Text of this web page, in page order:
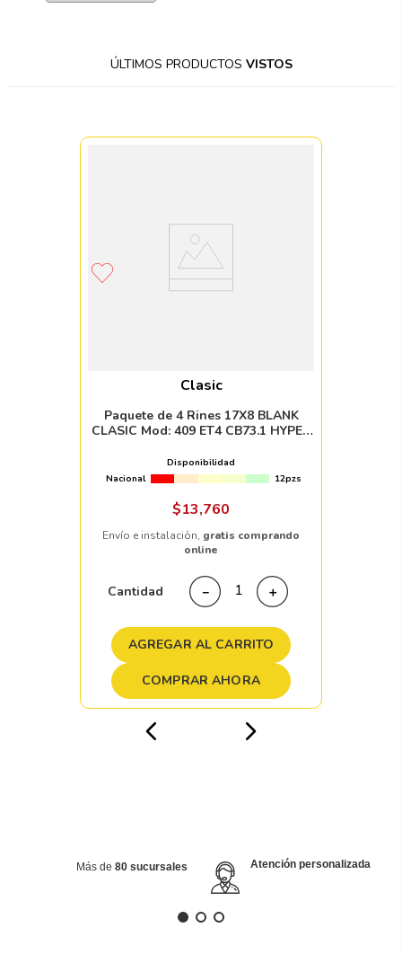
ÚLTIMOS PRODUCTOS VISTOS
Clasic
Paquete de 4 Rines 17X8 BLANK
CLASIC Mod: 409 ET4 CB73.1 HYPER
Disponibilidad
Nacional
12pzs
$13,760
Envío e instalación, gratis comprando
online
Cantidad ＋
－
AGREGAR AL CARRITO
COMPRAR AHORA
Más de 80 sucursales Atención personalizada